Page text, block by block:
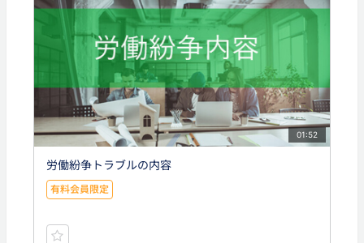
01:52
労働紛争トラブルの内容
有料会員限定